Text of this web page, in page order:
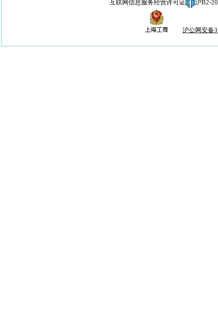
互联网信息服务经营许可证 沪B2-
沪公网安备